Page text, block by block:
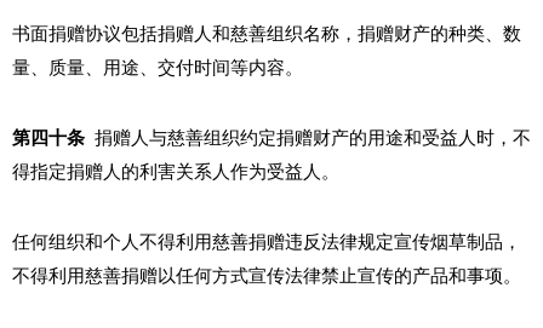
书面捐赠协议包括捐赠人和慈善组织名称，捐赠财产的种类、数
量、质量、用途、交付时间等内容。
第四十条 捐赠人与慈善组织约定捐赠财产的用途和受益人时，不
得指定捐赠人的利害关系人作为受益人。
任何组织和个人不得利用慈善捐赠违反法律规定宣传烟草制品，
不得利用慈善捐赠以任何方式宣传法律禁止宣传的产品和事项。